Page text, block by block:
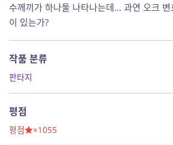
수께끼가 하나둘 나타나는데… 과연 오크
이 있는가?
작품 분류
판타지
평점
평점 ×1055